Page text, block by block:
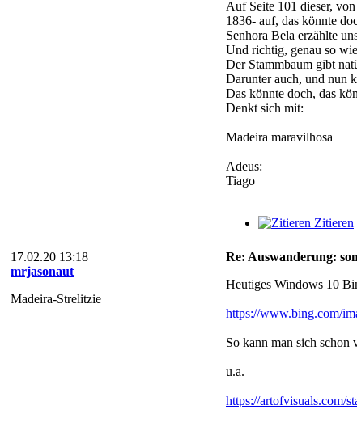
Auf Seite 101 dieser,
1836- auf, das könnte
Senhora Bela erzählte
Und richtig, genau so
Der Stammbaum gibt
Darunter auch, und nun
Das könnte doch, das
Denkt sich mit:
Madeira maravilhosa
Adeus:
Tiago
Zitieren
17.02.20 13:18
mrjasonaut
Madeira-Strelitzie
Re: Auswanderung:
Heutiges Windows 10
https://www.bing.com/
So kann man sich schon
u.a.
https://artofvisuals.com/